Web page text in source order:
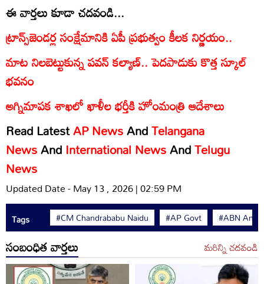
ఈ వార్తలు కూడా చదవండి...
ట్రాన్స్‌జెండర్ల సంక్షేమానికి ఏపీ ప్రభుత్వం కీలక నిర్ణయం..
మాట నిలబెట్టుకున్న పవన్ కల్యాణ్.. పెదపాడుకు కొత్త స్కూల్
భవనం
అగ్నిమాపక శాఖలో ఖాళీల భర్తీకి హోంమంత్రి ఆదేశాలు
Read LatestAP NewsAndTelangana
NewsAnd International NewsAndTelugu
News
Updated Date - May 13 , 2026 | 02:59 PM
Tags #CM Chandrababu Naidu #AP Govt #ABN
సంబంధిత వార్తలు మరిన్ని చదవండి